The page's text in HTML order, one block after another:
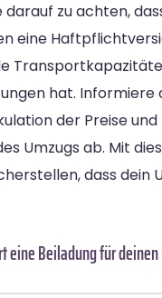
zu achten,
eine
hat. Informiere
der Preise
Umzugs ab. Mit
dass dein
Beiladung für deinen